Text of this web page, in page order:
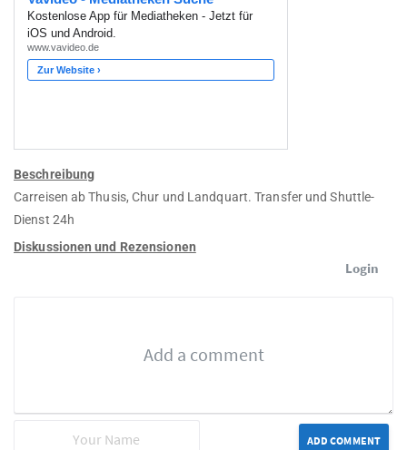
Beschreibung
Carreisen ab Thusis, Chur und Landquart. Transfer und Shuttle-
Dienst 24h
Diskussionen und Rezensionen
Login
ADD COMMENT